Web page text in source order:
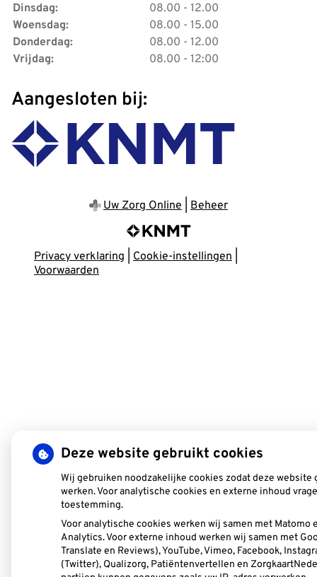
Dinsdag:
08.00 - 12.00
Woensdag:
08.00 - 15.00
Donderdag:
08.00 - 12.00
Vrijdag:
08.00 - 12:00
Aangesloten bij:
Uw Zorg Online Beheer
Privacy verklaring Cookie-instellingen
Voorwaarden
Deze website gebruikt cookies
Wij gebruiken noodzakelijke cookies zodat deze website
werken. Voor analytische cookies en externe inhoud
toestemming.
Voor analytische cookies werken wij samen met Matomo
Analytics. Voor externe inhoud werken wij samen met
Translate en Reviews), YouTube, Vimeo, Facebook,
(Twitter), Qualizorg, Patiëntenvertellen en